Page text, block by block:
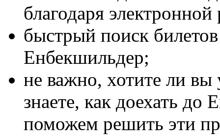
благодаря
быстрый поиск
Енбекшильдер;
не важно, хотите ли вы
знаете, как доехать
поможем решить эти